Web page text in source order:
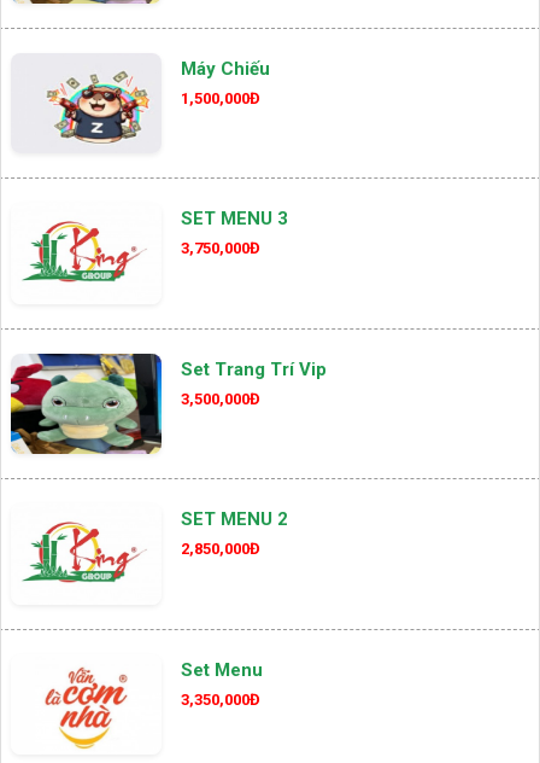
Máy Chiếu
1,500,000Đ
SET MENU 3
3,750,000Đ
Set Trang Trí Vip
3,500,000Đ
SET MENU 2
2,850,000Đ
Set Menu
3,350,000Đ